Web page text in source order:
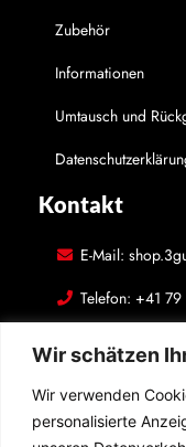
Wir schätzen
Wir verwenden
personalisierte
Zubehör
Informationen
Umtausch und
Kontakt
E-Mail:
Telefon: +41
Adresse:
Folgen Sie uns auf